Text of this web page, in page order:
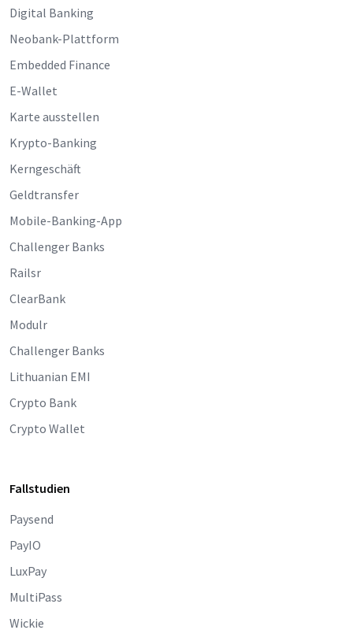
Digital Banking
Neobank-Plattform
Embedded Finance
E-Wallet
Karte ausstellen
Krypto-Banking
Kerngeschäft
Geldtransfer
Mobile-Banking-App
Challenger Banks
Railsr
ClearBank
Modulr
Challenger Banks
Lithuanian EMI
Crypto Bank
Crypto Wallet
Fallstudien
Paysend
PayIO
LuxPay
MultiPass
Wickie